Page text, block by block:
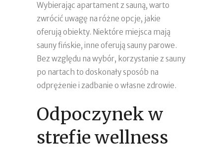
Wybierając apartament z sauną, warto
zwrócić uwagę na różne opcje, jakie
oferują obiekty. Niektóre miejsca mają
sauny fińskie, inne oferują sauny parowe.
Bez względu na wybór, korzystanie z sauny
po nartach to doskonały sposób na
odprężenie i zadbanie o własne zdrowie.
Odpoczynek w
strefie wellness